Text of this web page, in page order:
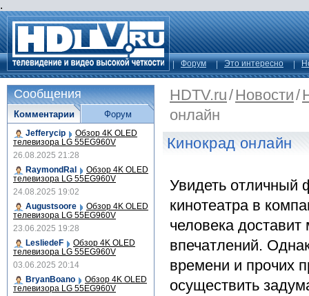
.
Форум Это интересно
HDTV.ru/Новости/
онлайн
Кинокрад онлайн
Увидеть отличный
кинотеатра в
человека
впечатлений.
времени и прочих
осуществить
Сообщения
Комментарии
Jefferycip Обзор 4K OLED
телевизора LG 55EG960V
26.08.2025 21:28
RaymondRal
Обзор 4K OLED
телевизора LG 55EG960V
24.08.2025 19:02
Augustsoore
Обзор 4K OLED
телевизора LG 55EG960V
23.06.2025 19:28
LesliedeF
Обзор 4K OLED
телевизора LG 55EG960V
03.06.2025 20:14
BryanBoano
Обзор 4K OLED
телевизора LG 55EG960V
Форум